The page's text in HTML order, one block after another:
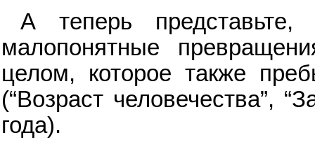
А теперь
малопонятные
целом, которое также
(“Возраст человечества”,
года).